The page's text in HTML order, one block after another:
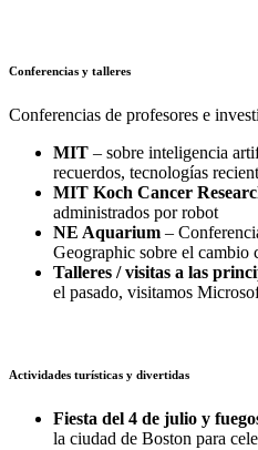
Conferencias y talleres
Conferencias de profesores e
MIT – sobre inteligencia
recuerdos, tecnologías
MIT Koch Cancer
administrados por robot
NE Aquarium –
Geographic sobre el
Talleres / visitas a las
el pasado, visitamos
Actividades turísticas y divertidas
Fiesta del 4 de julio y
la ciudad de Boston para